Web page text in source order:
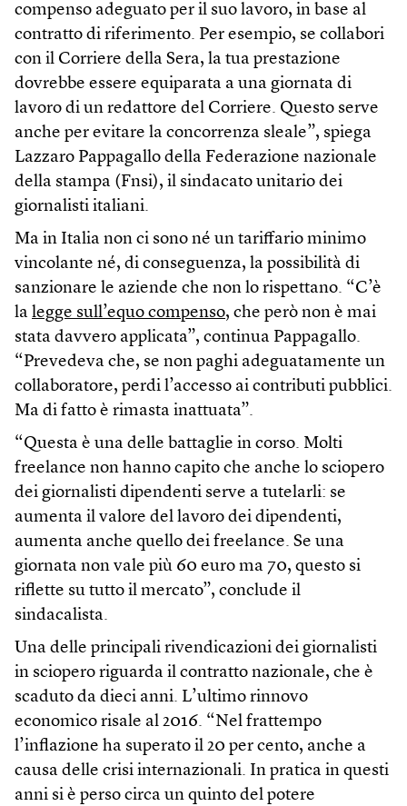
compenso adeguato per il suo lavoro, in base al
contratto di riferimento. Per esempio, se collabori
con il Corriere della Sera, la tua prestazione
dovrebbe essere equiparata a una giornata di
lavoro di un redattore del Corriere. Questo serve
anche per evitare la concorrenza sleale”, spiega
Lazzaro Pappagallo della Federazione nazionale
della stampa (Fnsi), il sindacato unitario dei
giornalisti italiani.
Ma in Italia non ci sono né un tariffario minimo
vincolante né, di conseguenza, la possibilità di
sanzionare le aziende che non lo rispettano. “C’è
la legge sull’equo compenso, che però non è mai
stata davvero applicata”, continua Pappagallo.
“Prevedeva che, se non paghi adeguatamente un
collaboratore, perdi l’accesso ai contributi pubblici.
Ma di fatto è rimasta inattuata”.
“Questa è una delle battaglie in corso. Molti
freelance non hanno capito che anche lo sciopero
dei giornalisti dipendenti serve a tutelarli: se
aumenta il valore del lavoro dei dipendenti,
aumenta anche quello dei freelance. Se una
giornata non vale più 60 euro ma 70, questo si
riflette su tutto il mercato”, conclude il
sindacalista.
Una delle principali rivendicazioni dei giornalisti
in sciopero riguarda il contratto nazionale, che è
scaduto da dieci anni. L’ultimo rinnovo
economico risale al 2016. “Nel frattempo
l’inflazione ha superato il 20 per cento, anche a
causa delle crisi internazionali. In pratica in questi
anni si è perso circa un quinto del potere